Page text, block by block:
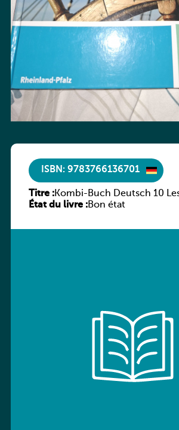
ISBN: 9783766136701
Titre :Kombi-Buch Deutsch 10
Sprachbuch
État du livre :Bon état